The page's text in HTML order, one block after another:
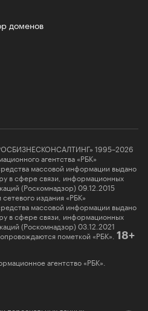
доменов
1995–2026
агентства «РБК»
массовой информации выдано
в сфере связи, информационных
(Роскомнадзор) 09.12.2015
издания «РБК»
массовой информации выдано
в сфере связи, информационных
(Роскомнадзор) 03.12.2021
пометкой «РБК». 18+
агентство «РБК».